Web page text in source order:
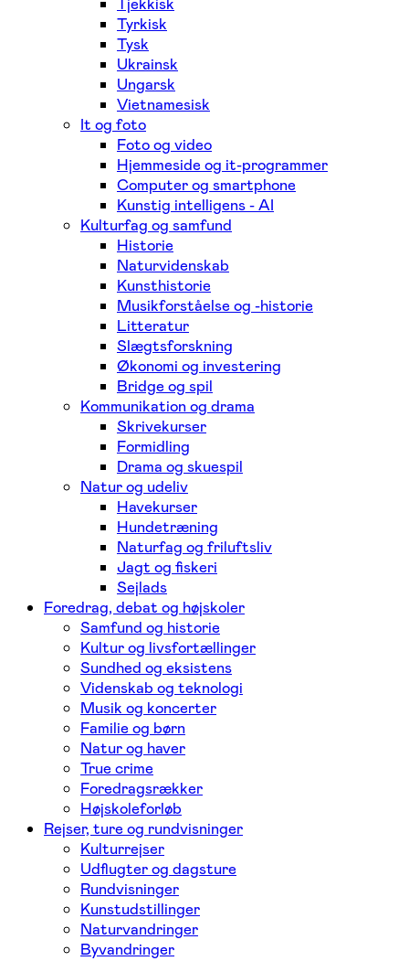
Tyrkisk
Tysk
Ukrainsk
Ungarsk
Vietnamesisk
It og foto
Foto og video
Hjemmeside og it-programmer
Computer og smartphone
Kunstig intelligens - AI
Kulturfag og samfund
Historie
Naturvidenskab
Kunsthistorie
Musikforståelse og -historie
Litteratur
Slægtsforskning
Økonomi og investering
Bridge og spil
Kommunikation og drama
Skrivekurser
Formidling
Drama og skuespil
Natur og udeliv
Havekurser
Hundetræning
Naturfag og friluftsliv
Jagt og fiskeri
Sejlads
Foredrag, debat og højskoler
Samfund og historie
Kultur og livsfortællinger
Sundhed og eksistens
Videnskab og teknologi
Musik og koncerter
Familie og børn
Natur og haver
True crime
Foredragsrækker
Højskoleforløb
Rejser, ture og rundvisninger
Kulturrejser
Udflugter og dagsture
Rundvisninger
Kunstudstillinger
Naturvandringer
Byvandringer